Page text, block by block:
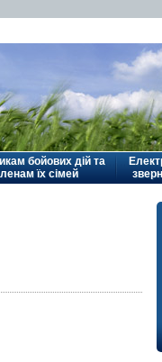
бойових дій та
їх сімей